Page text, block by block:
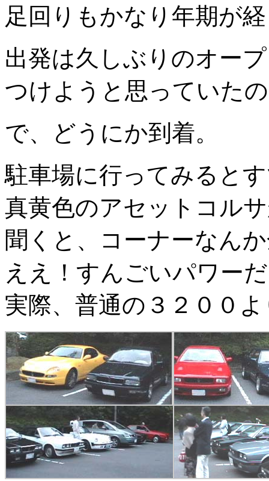
足回りもかなり年期が
出発は久しぶりのオー
つけようと思っていた
で、どうにか到着。
駐車場に行ってみると
真黄色のアセットコル
聞くと、コーナーなん
ええ！すんごいパワー
実際、普通の３２００